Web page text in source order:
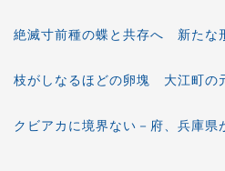
絶滅寸前種の蝶と共存へ 新た
枝がしなるほどの卵塊 大江町の
クビアカに境界ない－府、兵庫